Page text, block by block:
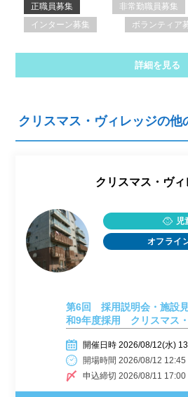
正職員募集 非常勤職員募集
インターン募集
ボランティア
詳細を見る
クリスマス・ヴィレッジの他
クリスマス・ヴィ
児
オフライ
第6回 採用説明会・施設
和9年度採用 クリスマス
スマス・ヴィレッジ
開催日時 2026/08/12(水)
開場時間 2026/08/12 12:45
申込締切 2026/08/11 17:00